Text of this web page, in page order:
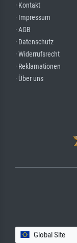
· Kontakt
· Impressum
· AGB
· Datenschutz
· Widerrufsrecht
· Reklamationen
· Über uns
Global Site